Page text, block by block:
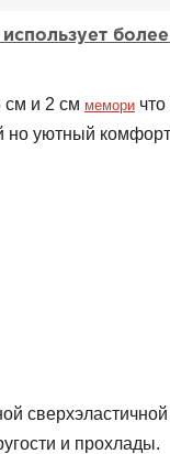
см и 2 см мемори
но уютный
и прохлады.